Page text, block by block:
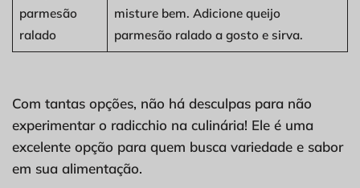
parmesão
ralado
misture bem. Adicione queijo
parmesão ralado a gosto e sirva.
Com tantas opções, não há desculpas para não
experimentar o radicchio na culinária! Ele é uma
excelente opção para quem busca variedade e sabor
em sua alimentação.